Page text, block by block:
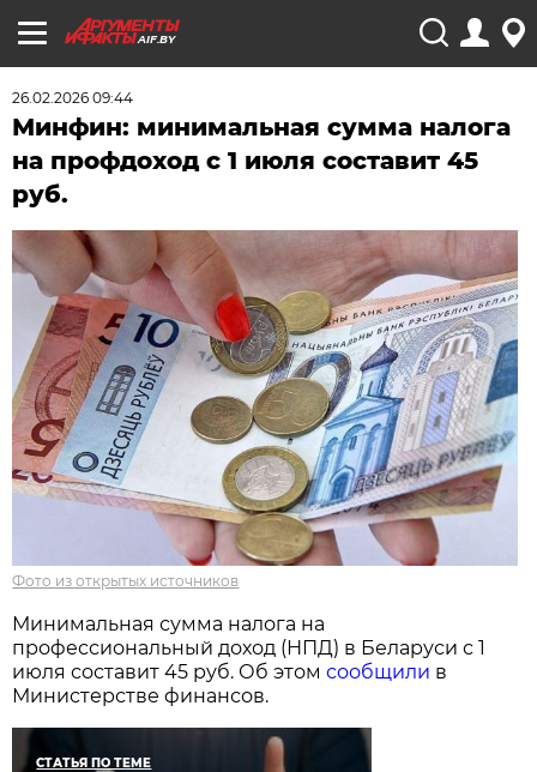
AIF.BY
26.02.2026 09:44
Минфин: минимальная сумма налога
на профдоход с 1 июля составит 45
руб.
Фото из открытых источников
Минимальная сумма налога на
профессиональный доход (НПД) в Беларуси с 1
июля составит 45 руб. Об этомсообщили в
Министерстве финансов.
СТАТЬЯ ПО ТЕМЕ